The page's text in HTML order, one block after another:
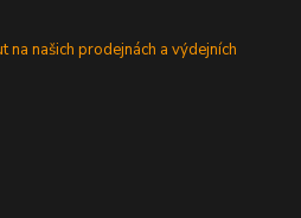
na našich prodejnách a výdejních